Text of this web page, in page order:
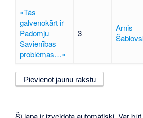
«Tās
galvenokārt ir
Padomju
Savienības
problēmas…»
3
Arnis
Pievienot jaunu rakstu